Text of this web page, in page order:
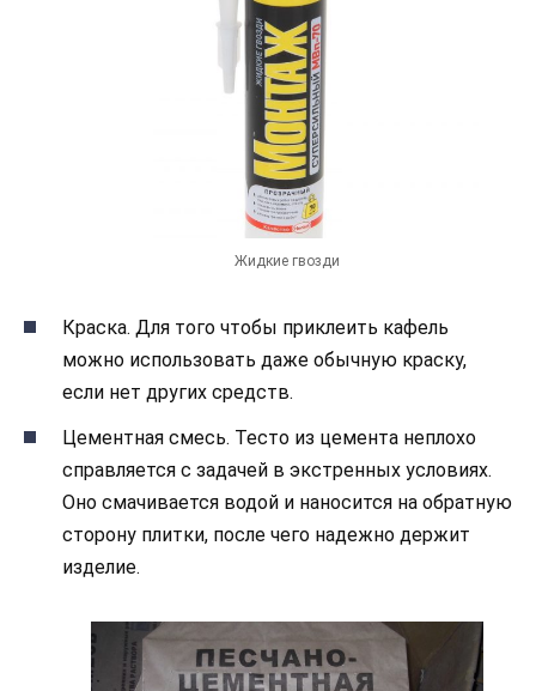
Жидкие гвозди
Краска. Для того чтобы приклеить кафель
можно использовать даже обычную краску,
если нет других средств.
Цементная смесь. Тесто из цемента неплохо
справляется с задачей в экстренных условиях.
Оно смачивается водой и наносится на обратную
сторону плитки, после чего надежно держит
изделие.